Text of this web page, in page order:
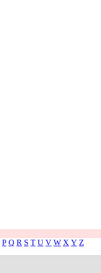
P Q R S T U V W X Y Z